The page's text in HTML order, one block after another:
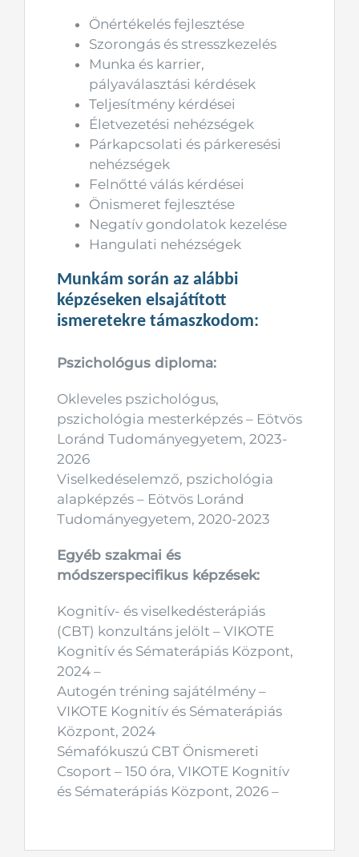
Önértékelés fejlesztése
Szorongás és stresszkezelés
Munka és karrier,
pályaválasztási kérdések
Teljesítmény kérdései
Életvezetési nehézségek
Párkapcsolati és párkeresési
nehézségek
Felnőtté válás kérdései
Önismeret fejlesztése
Negatív gondolatok kezelése
Hangulati nehézségek
Munkám során az alábbi
képzéseken elsajátított
ismeretekre támaszkodom:
Pszichológus diploma:
Okleveles pszichológus,
pszichológia mesterképzés – Eötvös
Loránd Tudományegyetem, 2023-
2026
Viselkedéselemző, pszichológia
alapképzés – Eötvös Loránd
Tudományegyetem, 2020-2023
Egyéb szakmai és
módszerspecifikus képzések:
Kognitív- és viselkedésterápiás
(CBT) konzultáns jelölt – VIKOTE
Kognitív és Sématerápiás Központ,
2024 –
Autogén tréning sajátélmény –
VIKOTE Kognitív és Sématerápiás
Központ, 2024
Sémafókuszú CBT Önismereti
Csoport – 150 óra, VIKOTE Kognitív
és Sématerápiás Központ, 2026 –